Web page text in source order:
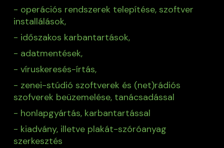
- operációs rendszerek telepítése, szoftver
installálások,
- időszakos karbantartások,
- adatmentések,
- víruskeresés-írtás,
- zenei-stúdió szoftverek és (net)rádiós
szofverek beüzemelése, tanácsadással
- honlapgyártás, karbantartással
- kiadvány, illetve plakát-szóróanyag
szerkesztés